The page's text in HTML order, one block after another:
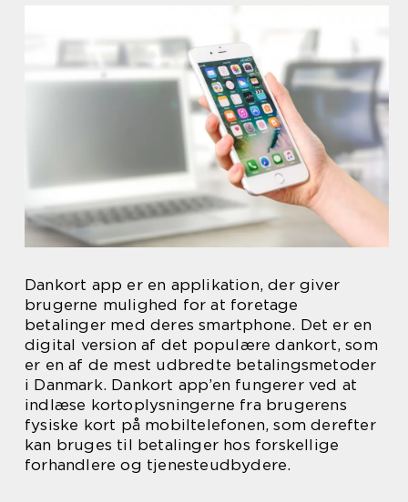
Dankort app er en applikation, der giver
brugerne mulighed for at foretage
betalinger med deres smartphone. Det er en
digital version af det populære dankort, som
er en af de mest udbredte betalingsmetoder
i Danmark. Dankort app’en fungerer ved at
indlæse kortoplysningerne fra brugerens
fysiske kort på mobiltelefonen, som derefter
kan bruges til betalinger hos forskellige
forhandlere og tjenesteudbydere.